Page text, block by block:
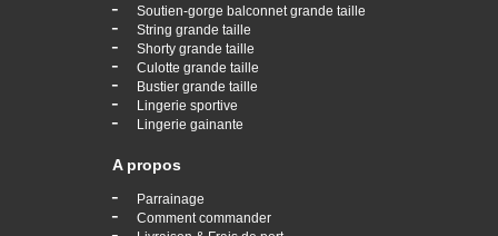
- Soutien-gorge balconnet grande taille
- String grande taille
- Shorty grande taille
- Culotte grande taille
- Bustier grande taille
- Lingerie sportive
- Lingerie gainante
A propos
- Parrainage
- Comment commander